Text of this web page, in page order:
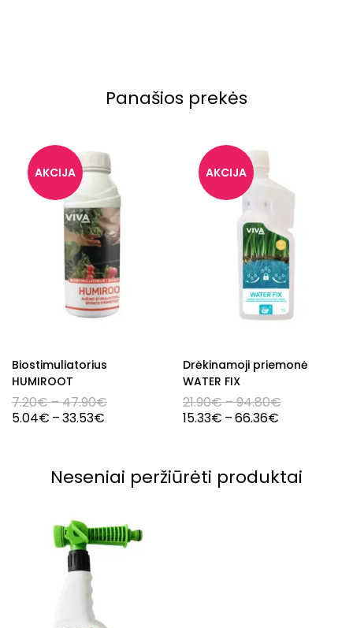
Panašios prekės
Biostimuliatorius
HUMIROOT
7.20€–47.90€
5.04€ –33.53€
Drėkinamoji priemonė
WATER FIX
21.90€–94.80€
15.33€ –66.36€
Neseniai peržiūrėti produktai